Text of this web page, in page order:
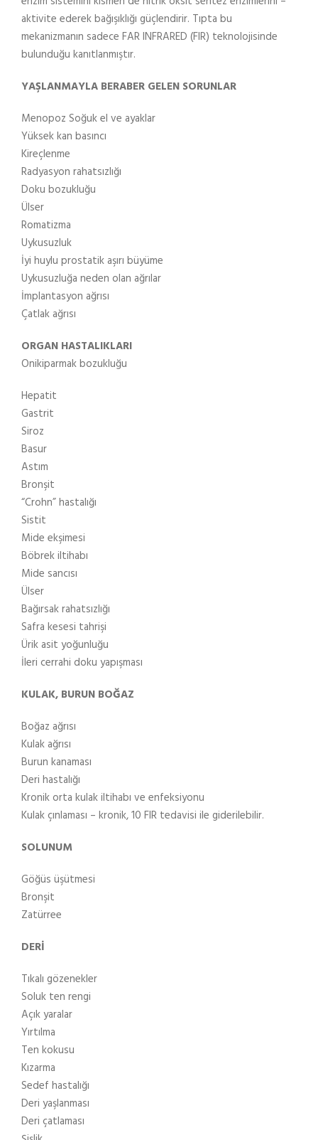
aktivite ederek bağışıklığı güçlendirir. Tıpta bu
mekanizmanın sadece FAR INFRARED (FIR) teknolojisinde
bulunduğu kanıtlanmıştır.
YAŞLANMAYLA BERABER GELEN SORUNLAR
Menopoz Soğuk el ve ayaklar
Yüksek kan basıncı
Kireçlenme
Radyasyon rahatsızlığı
Doku bozukluğu
Ülser
Romatizma
Uykusuzluk
İyi huylu prostatik aşırı büyüme
Uykusuzluğa neden olan ağrılar
İmplantasyon ağrısı
Çatlak ağrısı
ORGAN HASTALIKLARI
Onikiparmak bozukluğu
Hepatit
Gastrit
Siroz
Basur
Astım
Bronşit
“Crohn” hastalığı
Sistit
Mide ekşimesi
Böbrek iltihabı
Mide sancısı
Ülser
Bağırsak rahatsızlığı
Safra kesesi tahrişi
Ürik asit yoğunluğu
İleri cerrahi doku yapışması
KULAK, BURUN BOĞAZ
Boğaz ağrısı
Kulak ağrısı
Burun kanaması
Deri hastalığı
Kronik orta kulak iltihabı ve enfeksiyonu
Kulak çınlaması – kronik, 10 FIR tedavisi ile giderilebilir.
SOLUNUM
Göğüs üşütmesi
Bronşit
Zatürree
DERİ
Tıkalı gözenekler
Soluk ten rengi
Açık yaralar
Yırtılma
Ten kokusu
Kızarma
Sedef hastalığı
Deri yaşlanması
Deri çatlaması